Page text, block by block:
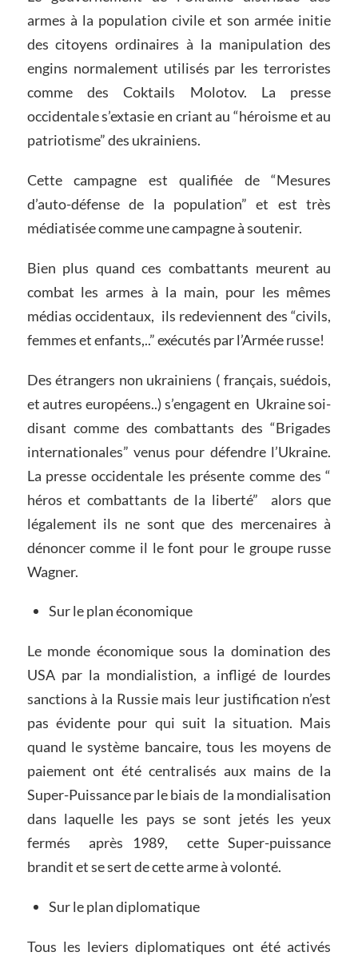
armes à la population civile et son armée initie
des citoyens ordinaires à la manipulation des
engins normalement utilisés par les terroristes
comme des Coktails Molotov. La presse
occidentale s’extasie en criant au “héroisme et au
patriotisme” des ukrainiens.
Cette campagne est qualifiée de “Mesures
d’auto-défense de la population” et est très
médiatisée comme une campagne à soutenir.
Bien plus quand ces combattants meurent au
combat les armes à la main, pour les mêmes
médias occidentaux, ils redeviennent des “civils,
femmes et enfants,..” exécutés par l’Armée russe!
Des étrangers non ukrainiens ( français, suédois,
et autres européens..) s’engagent en Ukraine soi-
disant comme des combattants des “Brigades
internationales” venus pour défendre l’Ukraine.
La presse occidentale les présente comme des “
héros et combattants de la liberté” alors que
légalement ils ne sont que des mercenaires à
dénoncer comme il le font pour le groupe russe
Wagner.
Sur le plan économique
Le monde économique sous la domination des
USA par la mondialistion, a infligé de lourdes
sanctions à la Russie mais leur justification n’est
pas évidente pour qui suit la situation. Mais
quand le système bancaire, tous les moyens de
paiement ont été centralisés aux mains de la
Super-Puissance par le biais de la mondialisation
dans laquelle les pays se sont jetés les yeux
fermés après 1989, cette Super-puissance
brandit et se sert de cette arme à volonté.
Sur le plan diplomatique
Tous les leviers diplomatiques ont été activés